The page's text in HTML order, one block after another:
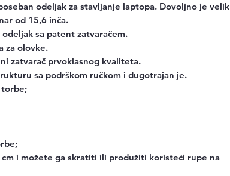
odeljak za stavljanje laptopa. Dovoljno je velik
od 15,6 inča.
sa patent zatvaračem.
za olovke.
zatvarač prvoklasnog kvaliteta.
sa podrškom ručkom i dugotrajan je.
torbe;
cm i možete ga skratiti ili produžiti koristeći rupe na